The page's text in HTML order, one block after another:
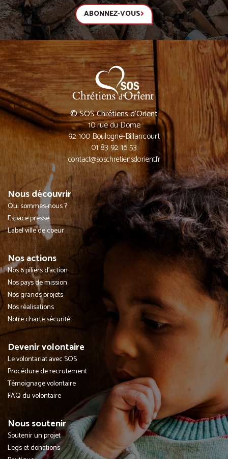
ABONNEZ-VOUS
© SOS Chrétiens d’Orient
10 rue du Dome
92 100 Boulogne-Billancourt
01 83 92 16 53
contact@soschretiensdorient.fr
Nous découvrir
Qui sommes-nous ?
Espace presse
Label ville de coeur
Nos actions
Nos 6 piliers d'action
Nos pays de mission
Nos grands projets
Nos réalisations
Notre charte sécurité
Devenir volontaire
Le volontariat avec SOS
Procédure de recrutement
Témoignage volontaire
FAQ du volontaire
Nous soutenir
Soutenir un projet
Legs et donations